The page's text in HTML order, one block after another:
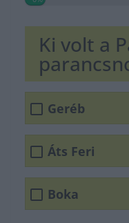
Ki volt a
Geréb
Áts Feri
Boka